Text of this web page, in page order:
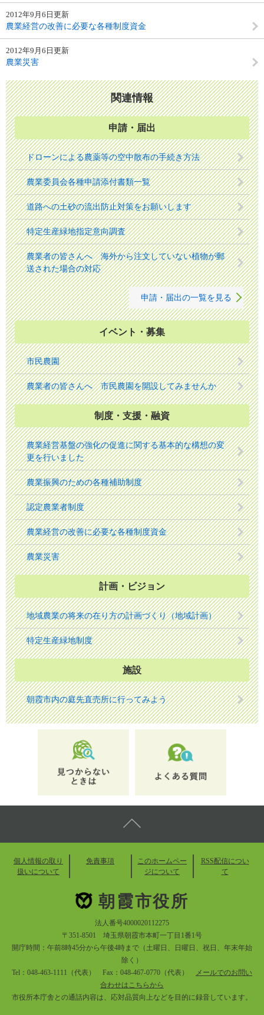
2012年9月6日更新
農業経営の改善に必要な各種制度資金
2012年9月6日更新
農業災害
関連情報
申請・届出
ドローンによる農薬等の空中散布の手続き方法
農業委員会各種申請添付書類一覧
道路への土砂の流出防止対策をお願いします
特定生産緑地指定意向調査
農業者の皆さんへ 海外から注文していない植物が郵
送された場合の対応
申請・届出の一覧を見る
イベント・募集
市民農園
農業者の皆さんへ 市民農園を開設してみませんか
制度・支援・融資
農業経営基盤の強化の促進に関する基本的な構想の変
更を行いました
農業振興のための各種補助制度
認定農業者制度
農業経営の改善に必要な各種制度資金
農業災害
計画・ビジョン
地域農業の将来の在り方の計画づくり（地域計画）
特定生産緑地制度
施設
朝霞市内の庭先直売所に行ってみよう
個人情報の取り
扱いについて
免責事項
このホームペー
ジについて
RSS配信につい
て
朝霞市役所
法人番号4000020112275
〒351-8501 埼玉県朝霞市本町一丁目1番1号
開庁時間：午前8時45分から午後4時まで（土曜日、日曜日、祝日、年末年始
除く）
Tel：048-463-1111（代表） Fax：048-467-0770（代表）
メールでのお問い
合わせはこちらから
市役所本庁舎との通話内容は、応対品質向上などを目的に録音しています。